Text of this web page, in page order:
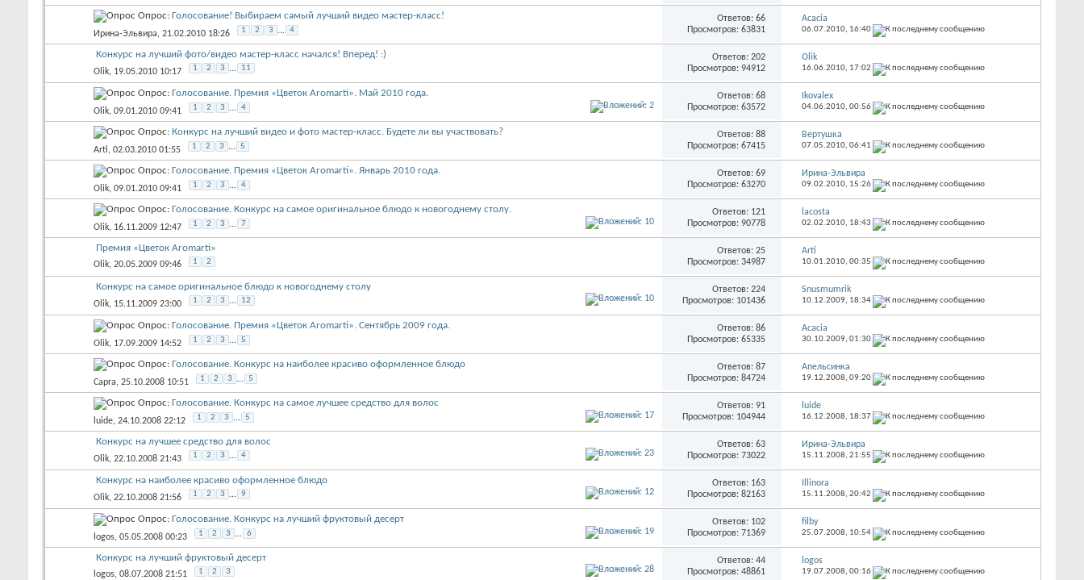
Опрос: Голосование! Выбираем самый лучший видео мастер-класс!
Ирина-Эльвира, 21.02.2010 18:26 1 2 3 ... 4
Ответов: 66
Просмотров: 63831
Acacia
06.07.2010, 16:40
Конкурс на лучший фото/видео мастер-класс начался! Вперед! :)
Olik, 19.05.2010 10:17 1 2 3 ... 11
Ответов: 202
Просмотров: 94912
Olik
16.06.2010, 17:02
Опрос: Голосование. Премия «Цветок Aromarti». Май 2010 года.
Olik, 09.01.2010 09:41 1 2 3 ... 4
Ответов: 68
Просмотров: 63572
Ikovalex
04.06.2010, 00:56
Опрос: Конкурс на лучший видео и фото мастер-класс. Будете ли вы участвовать?
Arti, 02.03.2010 01:55 1 2 3 ... 5
Ответов: 88
Просмотров: 67415
Вертушка
07.05.2010, 06:41
Опрос: Голосование. Премия «Цветок Aromarti». Январь 2010 года.
Olik, 09.01.2010 09:41 1 2 3 ... 4
Ответов: 69
Просмотров: 63270
Ирина-Эльвира
09.02.2010, 15:26
Опрос: Голосование. Конкурс на самое оригинальное блюдо к новогоднему столу.
Olik, 16.11.2009 12:47 1 2 3 ... 7
Ответов: 121
Просмотров: 90778
lacosta
02.02.2010, 18:43
Премия «Цветок Aromarti»
Olik, 20.05.2009 09:46 1 2
Ответов: 25
Просмотров: 34987
Arti
10.01.2010, 00:35
Конкурс на самое оригинальное блюдо к новогоднему столу
Olik, 15.11.2009 23:00 1 2 3 ... 12
Ответов: 224
Просмотров: 101436
Snusmumrik
10.12.2009, 18:34
Опрос: Голосование. Премия «Цветок Aromarti». Сентябрь 2009 года.
Olik, 17.09.2009 14:52 1 2 3 ... 5
Ответов: 86
Просмотров: 65335
Acacia
30.10.2009, 01:30
Опрос: Голосование. Конкурс на наиболее красиво оформленное блюдо
Capra, 25.10.2008 10:51 1 2 3 ... 5
Ответов: 87
Просмотров: 84724
Апельсинка
19.12.2008, 09:20
Опрос: Голосование. Конкурс на самое лучшее средство для волос
luide, 24.10.2008 22:12 1 2 3 ... 5
Ответов: 91
Просмотров: 104944
luide
16.12.2008, 18:37
Конкурс на лучшее средство для волос
Olik, 22.10.2008 21:43 1 2 3 ... 4
Ответов: 63
Просмотров: 73022
Ирина-Эльвира
15.11.2008, 21:55
Конкурс на наиболее красиво оформленное блюдо
Olik, 22.10.2008 21:56 1 2 3 ... 9
Ответов: 163
Просмотров: 82163
Illinora
15.11.2008, 20:42
Опрос: Голосование. Конкурс на лучший фруктовый десерт
logos, 05.05.2008 00:23 1 2 3 ... 6
Ответов: 102
Просмотров: 71369
filby
25.07.2008, 10:54
Конкурс на лучший фруктовый десерт
logos, 08.07.2008 21:51 1 2 3
Ответов: 44
Просмотров: 48861
logos
19.07.2008, 00:16